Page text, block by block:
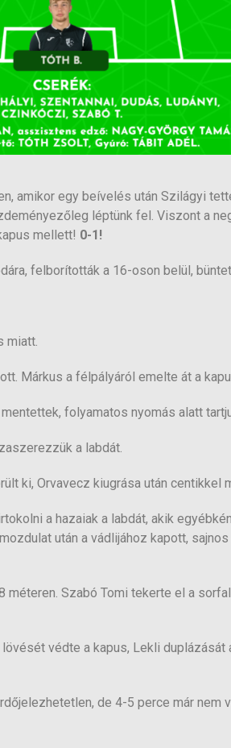
amikor egy beívelés után Szilágyi
léptünk fel. Viszont a
mellett! 0-1!
felborították a 16-oson belül,
miatt.
Márkus a félpályáról emelte át a
folyamatos nyomás alatt
a labdát.
ki, Orvavecz kiugrása után centikkel
a hazaiak a labdát, akik
után a vádlijához kapott,
méteren. Szabó Tomi tekerte el a
védte a kapus, Lekli duplázását
de 4-5 perce már nem